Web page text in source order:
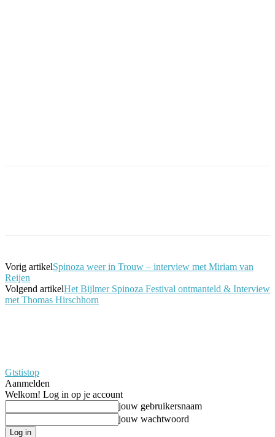
Vorig artikelSpinoza weer in Trouw – interview met Miriam van
Reijen
Volgend artikelHet Bijlmer Spinoza Festival ontmanteld & Interview
met Thomas Hirschhorn
Gtstistop
Aanmelden
Welkom! Log in op je account
jouw gebruikersnaam
jouw wachtwoord